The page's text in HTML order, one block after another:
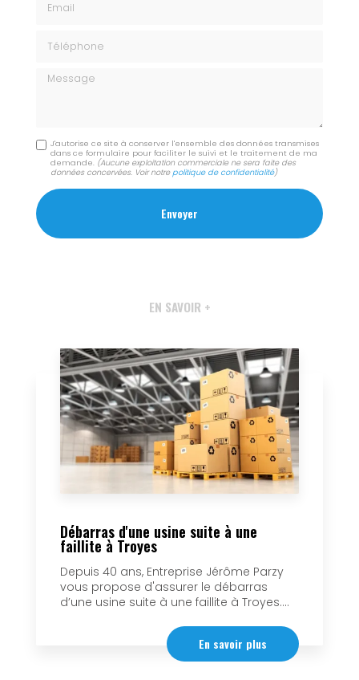
Message
J'autorise ce site à conserver l'ensemble des données transmises
dans ce formulaire pour faciliter le suivi et le traitement de ma
demande. (Aucune exploitation commerciale ne sera faite des
données concervées. Voir notrepolitique de confidentialité)
EN SAVOIR +
Débarras d'une usine suite à une
faillite à Troyes
Depuis 40 ans, Entreprise Jérôme Parzy
vous propose d'assurer le débarras
d’une usine suite à une faillite à Troyes....
En savoir plus